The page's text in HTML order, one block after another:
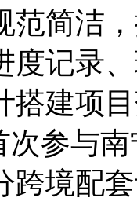
范简洁
度记录
搭建项
次参与
跨境配